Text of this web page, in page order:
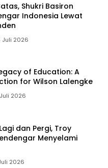
Shukri Basiron
Indonesia Lewat
Juli 2026
of Education: A
for Wilson Lalengke
2026
dan Pergi, Troy
Menyelami
2026